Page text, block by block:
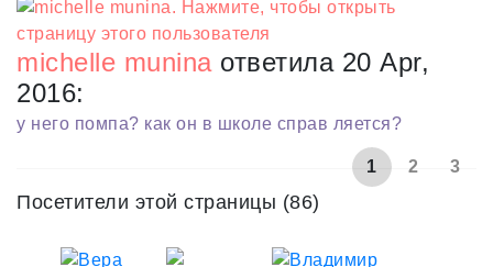
michelle muninaответила 20 Apr,
2016:
у него помпа? как он в школе справ ляется?
1 2 3
Посетители этой страницы (86)